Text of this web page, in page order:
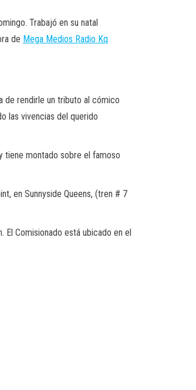
Trabajó en su natal
de Mega Medios Radio Kq
de rendirle un tributo al cómico
las vivencias del querido
tiene montado sobre el famoso
en Sunnyside Queens, (tren # 7
El Comisionado está ubicado en el